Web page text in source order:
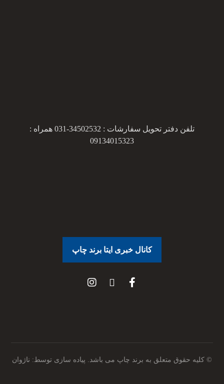
تلفن دفتر تحویل سفارشات : 34502532-031 همراه :
09134015323
کانال خبری ایتا برند چاپ
© کلیه حقوق متعلق به برند چاپ می باشد. پیاده سازی توسط: ناژوان